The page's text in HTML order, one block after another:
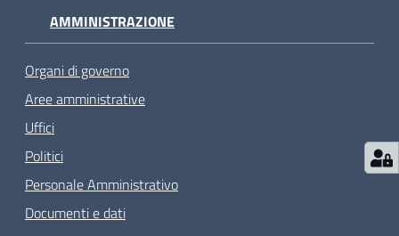
AMMINISTRAZIONE
Organi di governo
Aree amministrative
Uffici
Politici
Personale Amministrativo
Documenti e dati